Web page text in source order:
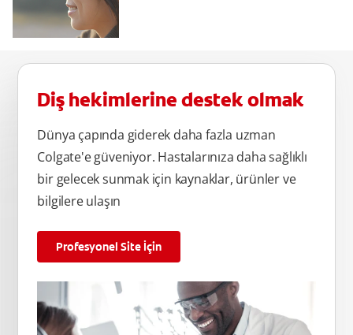
Diş hekimlerine destek olmak
Dünya çapında giderek daha fazla uzman
Colgate'e güveniyor. Hastalarınıza daha sağlıklı
bir gelecek sunmak için kaynaklar, ürünler ve
bilgilere ulaşın
Profesyonel Site İçin